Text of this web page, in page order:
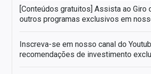
[Conteúdos gratuitos] Assista ao Giro
outros programas exclusivos em
Inscreva-se em nosso canal do
recomendações de investimento